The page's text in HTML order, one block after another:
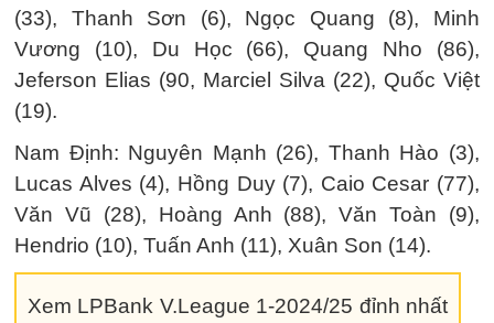
(33), Thanh Sơn (6), Ngọc Quang (8), Minh
Vương (10), Du Học (66), Quang Nho (86),
Jeferson Elias (90, Marciel Silva (22), Quốc Việt
(19).
Nam Định: Nguyên Mạnh (26), Thanh Hào (3),
Lucas Alves (4), Hồng Duy (7), Caio Cesar (77),
Văn Vũ (28), Hoàng Anh (88), Văn Toàn (9),
Hendrio (10), Tuấn Anh (11), Xuân Son (14).
Xem LPBank V.League 1-2024/25 đỉnh nhất